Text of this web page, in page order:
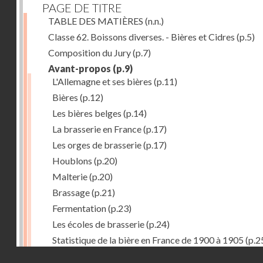
PAGE DE TITRE
TABLE DES MATIÈRES (n.n.)
Classe 62. Boissons diverses. - Bières et Cidres (p.5)
Composition du Jury(p.7)
Avant-propos (p.9)
L'Allemagne et ses bières (p.11)
Bières (p.12)
Les bières belges (p.14)
La brasserie en France(p.17)
Les orges de brasserie(p.17)
Houblons (p.20)
Malterie(p.20)
Brassage(p.21)
Fermentation(p.23)
Les écoles de brasserie(p.24)
Statistique de la bière en France de 1900 à 1905